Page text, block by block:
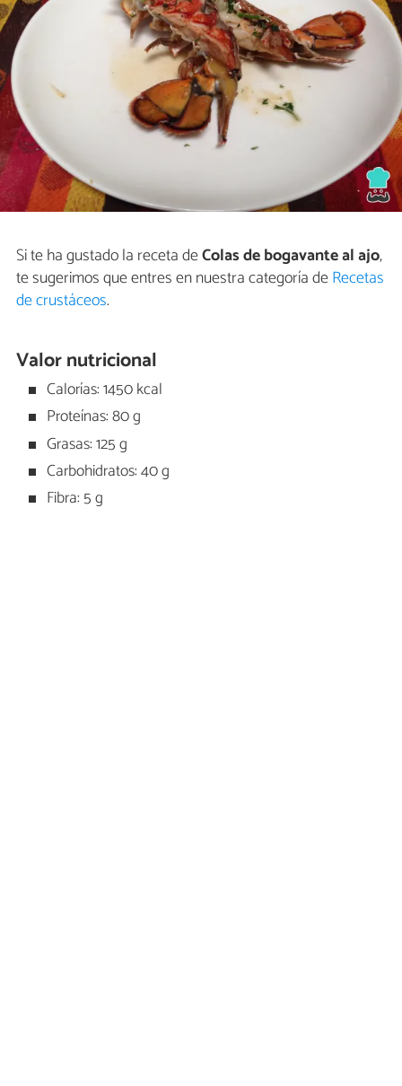
Si te ha gustado la receta deColas de bogavante al ajo,
te sugerimos que entres en nuestra categoría deRecetas
de crustáceos.
Valor nutricional
Calorías: 1450 kcal
Proteínas: 80 g
Grasas: 125 g
Carbohidratos: 40 g
Fibra: 5 g